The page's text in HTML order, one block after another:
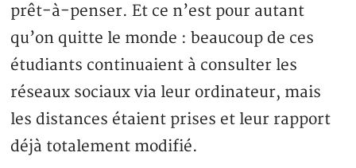
prêt-à-penser. Et ce n’est pour autant
qu’on quitte le monde : beaucoup de ces
étudiants continuaient à consulter les
réseaux sociaux via leur ordinateur, mais
les distances étaient prises et leur rapport
déjà totalement modifié.